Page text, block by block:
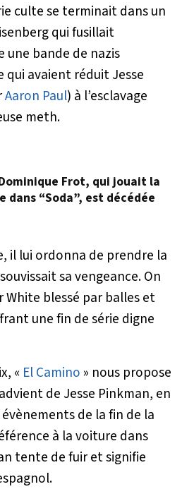
culte se terminait dans un
qui fusillait
bande de nazis
avaient réduit Jesse
Aaron Paul) à l’esclavage
meth.
Frot, qui jouait la
dans “Soda”, est décédée
il lui ordonna de prendre la
sa vengeance. On
blessé par balles et
une fin de série digne
« El Camino » nous propose
de Jesse Pinkman, en
de la fin de la
à la voiture dans
tente de fuir et signifie